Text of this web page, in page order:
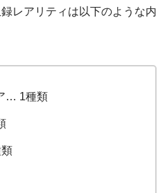
レアリティは以下のような内
… 1種類